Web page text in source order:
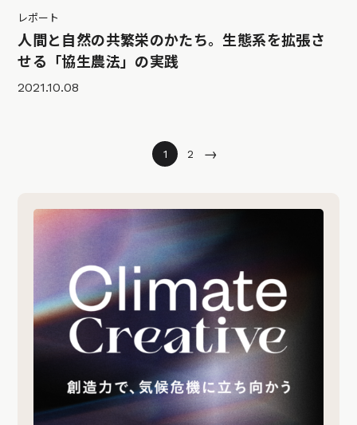
レポート
人間と自然の共繁栄のかたち。生態系を拡張さ
せる「協生農法」の実践
2021.10.08
1 2 →